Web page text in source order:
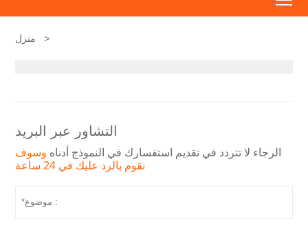
منزل >
التشاور عبر البريد
الرجاء لا تتردد في تقديم استفسارك في النموذج أدناه وسوف
نقوم بالرد عليك في 24 ساعة